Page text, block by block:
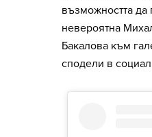
възможността
невероятна
Бакалова към
сподели в